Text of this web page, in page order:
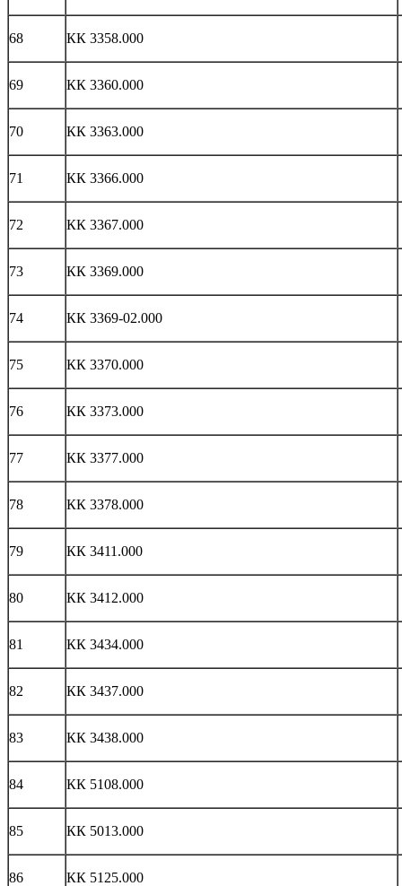
68 КК 3358.000
69 КК 3360.000
70 КК 3363.000
71 КК 3366.000
72 КК 3367.000
73 КК 3369.000
74 КК 3369-02.000
75 КК 3370.000
76 КК 3373.000
77 КК 3377.000
78 КК 3378.000
79 КК 3411.000
80 КК 3412.000
81 КК 3434.000
82 КК 3437.000
83 КК 3438.000
84 КК 5108.000
85 КК 5013.000
86 КК 5125.000